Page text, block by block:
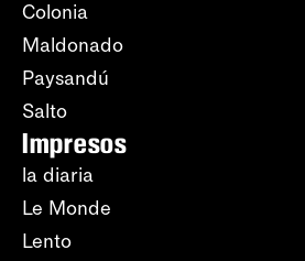
Colonia
Maldonado
Paysandú
Salto
Impresos
la diaria
Le Monde
Lento